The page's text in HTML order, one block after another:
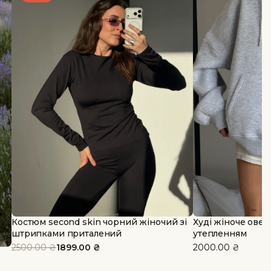
Костюм second skin чорний жіночий зі
штрипками приталений
2500.00₴
Оригінальна1899.00 ₴
Поточна
Худі жіноче
утепленням
2000.00 ₴